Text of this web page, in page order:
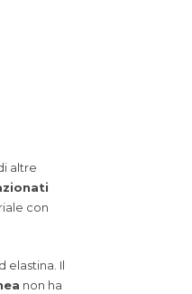
altre
con
elastina. Il
non ha